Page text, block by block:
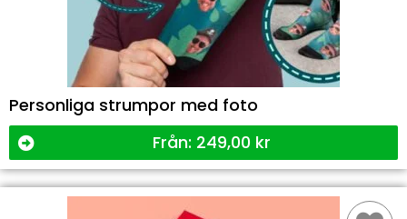
Personliga strumpor med foto
Från: 249,00 kr